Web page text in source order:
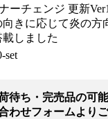
ーチェンジ 更新
向きに応じて炎の方
載しました
set
待ち・完売品の可
わせフォームより